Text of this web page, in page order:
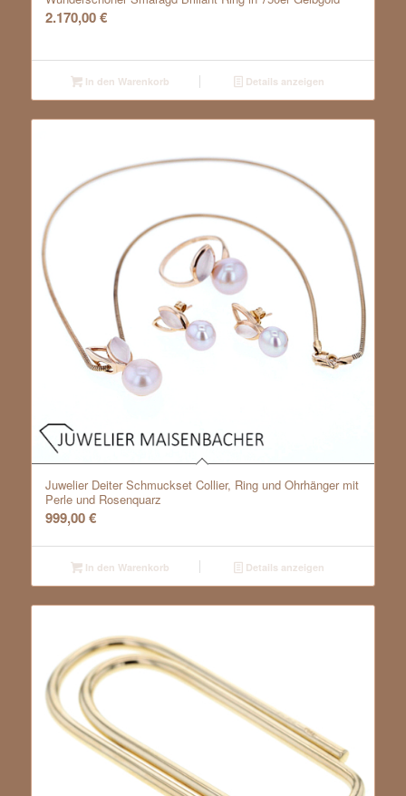
2.170,00€
In den Warenkorb Details anzeigen
Juwelier Deiter Schmuckset Collier, Ring und Ohrhänger mit
Perle und Rosenquarz
999,00€
In den Warenkorb Details anzeigen